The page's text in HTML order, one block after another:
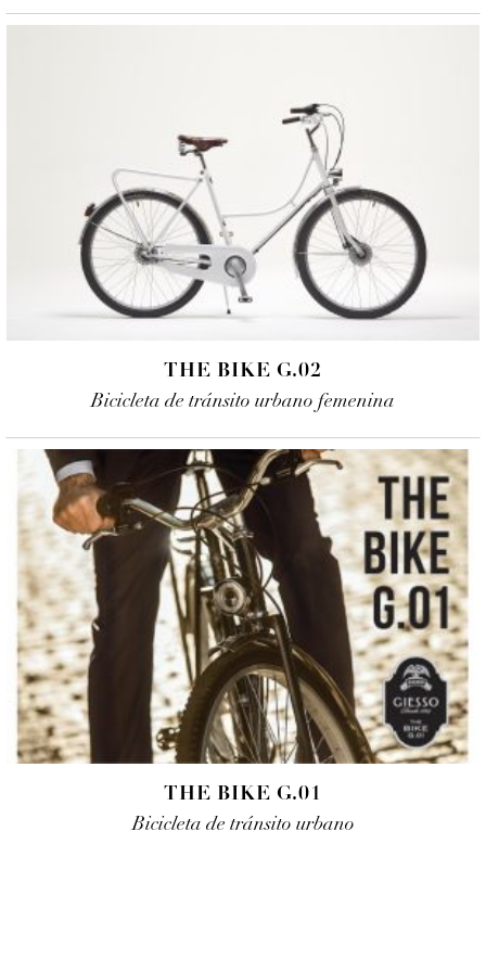
THE BIKE G.02
Bicicleta de tránsito urbano femenina
THE BIKE G.01
Bicicleta de tránsito urbano